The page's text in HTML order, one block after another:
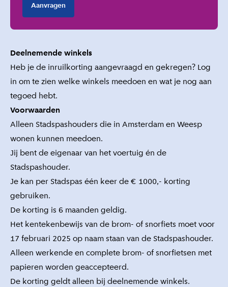
Aanvragen
Deelnemende winkels
Heb je de inruilkorting aangevraagd en gekregen? Log
in om te zien welke winkels meedoen en wat je nog aan
tegoed hebt.
Voorwaarden
Alleen Stadspashouders die in Amsterdam en Weesp
wonen kunnen meedoen.
Jij bent de eigenaar van het voertuig én de
Stadspashouder.
Je kan per Stadspas één keer de € 1000,- korting
gebruiken.
De korting is 6 maanden geldig.
Het kentekenbewijs van de brom- of snorfiets moet voor
17 februari 2025 op naam staan van de Stadspashouder.
Alleen werkende en complete brom- of snorfietsen met
papieren worden geaccepteerd.
De korting geldt alleen bij deelnemende winkels.